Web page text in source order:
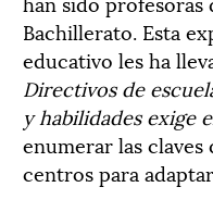
Bachillerato. Esta
educativo les ha
Directivos de
y habilidades exige
enumerar las
centros para